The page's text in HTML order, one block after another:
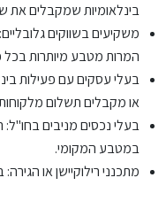
בינלאומיות שמקבלים את
משקיעים בשווקים
המרות מטבע מיותרות בכל
בעלי עסקים עם פעילות
או מקבלים תשלום
בעלי נכסים מניבים בחו"ל:
במטבע המקומי.
מתכנני רילוקיישן או